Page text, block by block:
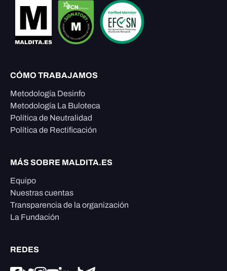
CÓMO TRABAJAMOS
Metodología Desinfo
Metodología La Buloteca
Política de Neutralidad
Política de Rectificación
MÁS SOBRE MALDITA.ES
Equipo
Nuestras cuentas
Transparencia de la organización
La Fundación
REDES